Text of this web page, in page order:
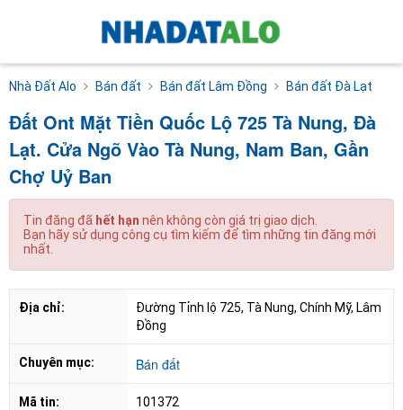
Nhà Đất Alo Bán đất Bán đất Lâm Đồng Bán đất Đà Lạt
Đất Ont Mặt Tiền Quốc Lộ 725 Tà Nung, Đà
Lạt. Cửa Ngõ Vào Tà Nung, Nam Ban, Gần
Chợ Uỷ Ban
Tin đăng đã hết hạn nên không còn giá trị giao dịch.
Bạn hãy sử dụng công cụ tìm kiếm để tìm những tin đăng mới
nhất.
Địa chỉ:
Đường Tỉnh lộ 725, Tà Nung, Chính Mỹ, Lâm
Đồng
Chuyên mục: Bán đất
Mã tin: 101372